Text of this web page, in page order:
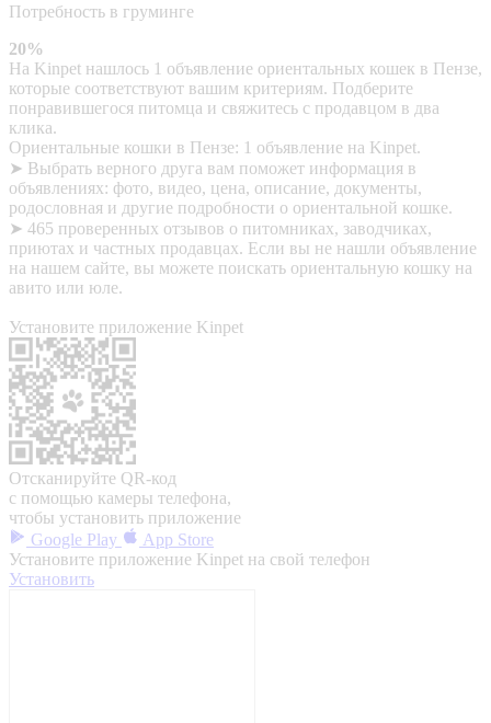
Потребность в груминге
20%
На Kinpet нашлось 1 объявление ориентальных кошек в Пензе,
которые соответствуют вашим критериям. Подберите
понравившегося питомца и свяжитесь с продавцом в два
клика.
Ориентальные кошки в Пензе: 1 объявление на Kinpet.
➤ Выбрать верного друга вам поможет информация в
объявлениях: фото, видео, цена, описание, документы,
родословная и другие подробности о ориентальной кошке.
➤ 465 проверенных отзывов о питомниках, заводчиках,
приютах и частных продавцах. Если вы не нашли объявление
на нашем сайте, вы можете поискать ориентальную кошку на
авито или юле.
Установите приложение Kinpet
Отсканируйте QR-код
с помощью камеры телефона,
чтобы установить приложение
Google Play
App Store
Установите приложение Kinpet на свой телефон
Установить